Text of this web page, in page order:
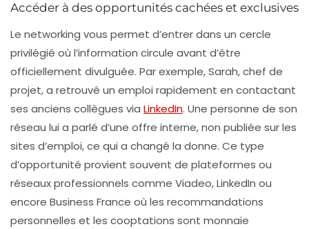
Accéder à des opportunités cachées et exclusives
Le networking vous permet d’entrer dans un cercle
privilégié où l’information circule avant d’être
officiellement divulguée. Par exemple, Sarah, chef de
projet, a retrouvé un emploi rapidement en contactant
ses anciens collègues via LinkedIn. Une personne de son
réseau lui a parlé d’une offre interne, non publiée sur les
sites d’emploi, ce qui a changé la donne. Ce type
d’opportunité provient souvent de plateformes ou
réseaux professionnels comme Viadeo, LinkedIn ou
encore Business France où les recommandations
personnelles et les cooptations sont monnaie